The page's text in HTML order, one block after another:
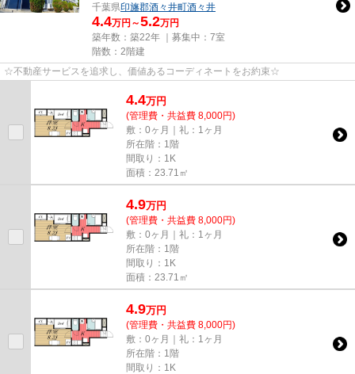
千葉県印旛郡酒々井町酒々井
4.4万円～5.2万円
築年数：築22年 ｜募集中： 7室
階数：2階建
☆不動産サービスを追求し、価値あるコーディネートをお約束☆
4.4万円
(管理費・共益費 8,000円)
敷：0ヶ月｜礼：1ヶ月
所在階：1階
間取り：1K
面積：23.71㎡
4.9万円
(管理費・共益費 8,000円)
敷：0ヶ月｜礼：1ヶ月
所在階：1階
間取り：1K
面積：23.71㎡
4.9万円
(管理費・共益費 8,000円)
敷：0ヶ月｜礼：1ヶ月
所在階：1階
間取り：1K